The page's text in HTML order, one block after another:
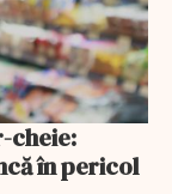
cheie:
în pericol